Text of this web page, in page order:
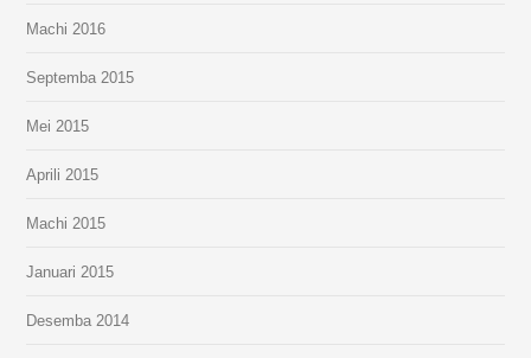
Machi 2016
Septemba 2015
Mei 2015
Aprili 2015
Machi 2015
Januari 2015
Desemba 2014